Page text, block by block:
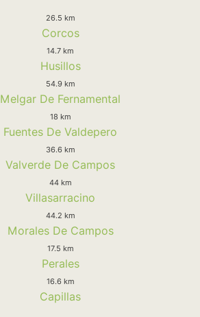
26.5 km
Corcos
14.7 km
Husillos
54.9 km
Melgar De Fernamental
18 km
Fuentes De Valdepero
36.6 km
Valverde De Campos
44 km
Villasarracino
44.2 km
Morales De Campos
17.5 km
Perales
16.6 km
Capillas